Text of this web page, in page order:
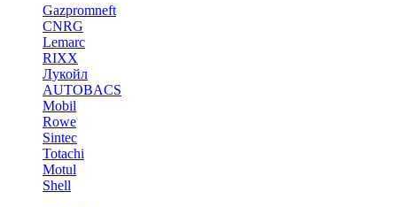
Gazpromneft
CNRG
Lemarc
RIXX
Лукойл
AUTOBACS
Mobil
Rowe
Sintec
Totachi
Motul
Shell